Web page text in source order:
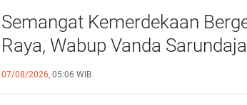
Semangat Kemerdekaan
Raya, Wabup Vanda
Sehat dan Ajak Warga Perkuat
07/08/2026, 05:06 WIB